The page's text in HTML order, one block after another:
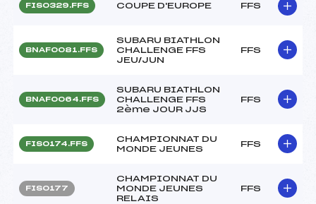
FIS0329.FFS COUPE D'EUROPE FFS
BNAF0081.FFS
SUBARU BIATHLON
CHALLENGE FFS
JEU/JUN
FFS
BNAF0064.FFS
SUBARU BIATHLON
CHALLENGE FFS
2ème JOUR JJS
FFS
FIS0174.FFS
CHAMPIONNAT DU
MONDE JEUNES
FFS
FIS0177
CHAMPIONNAT DU
MONDE JEUNES
RELAIS
FFS